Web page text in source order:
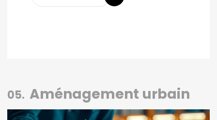
05. Aménagement urbain